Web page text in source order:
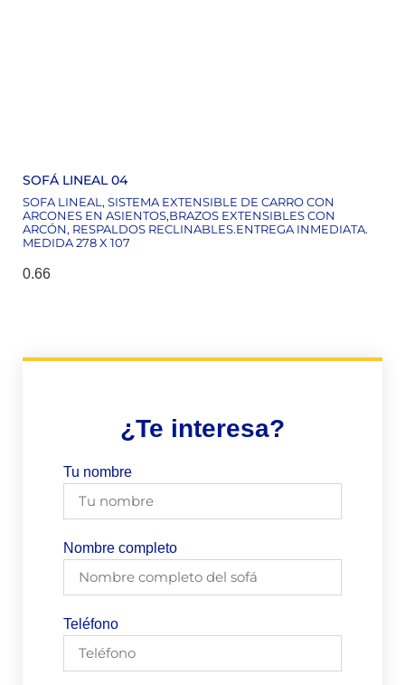
SOFÁ LINEAL 04
SOFA LINEAL, SISTEMA EXTENSIBLE DE CARRO CON
ARCONES EN ASIENTOS,BRAZOS EXTENSIBLES CON
ARCÓN, RESPALDOS RECLINABLES.ENTREGA INMEDIATA.
MEDIDA 278 X 107
¿Te interesa?
Tu nombre
Nombre completo
Teléfono